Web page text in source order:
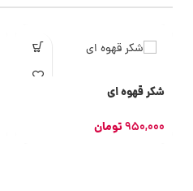
شکر قهوه ای
950,000تومان